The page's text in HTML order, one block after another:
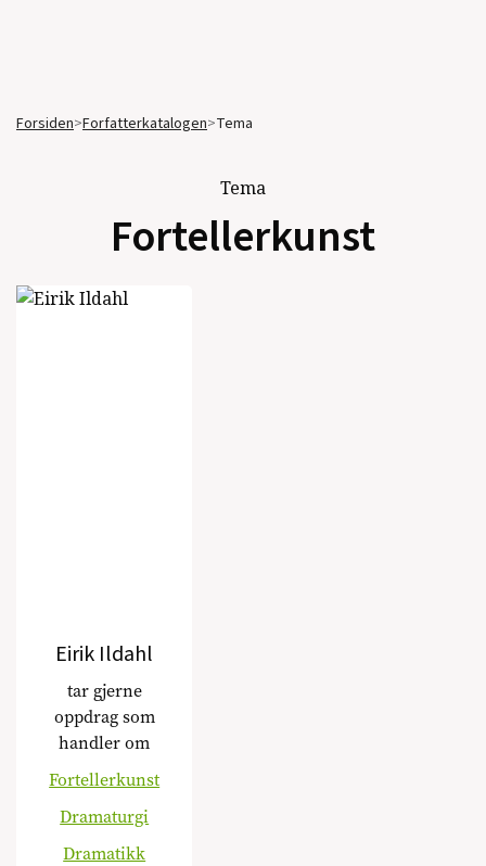
Forsiden>Forfatterkatalogen>Tema
Tema
Fortellerkunst
Eirik Ildahl
tar gjerne
oppdrag som
handler om
Fortellerkunst
Dramaturgi
Dramatikk